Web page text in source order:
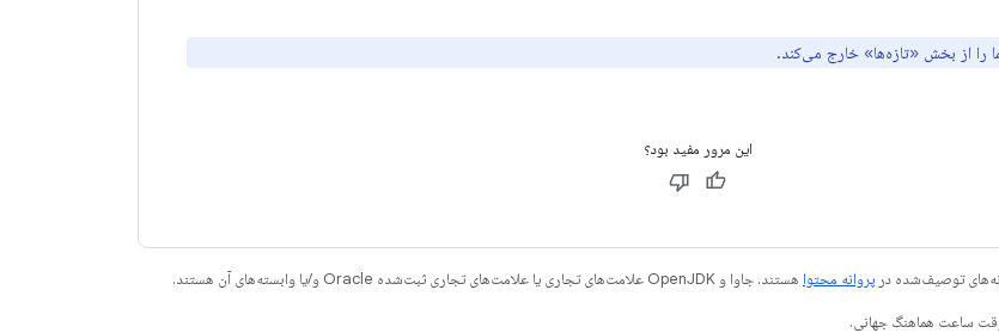
را از بخش «تازه‌ها» خارج می‌کند.
این مرور مفید بود؟
توصیف‌شده در پروانه محتوا هستند. جاوا و OpenJDK علامت‌های تجاری یا علامت‌های تجاری ثبت‌شده Oracle و/یا وابسته‌های آن هستند.